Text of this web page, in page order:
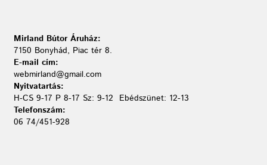
Mirland Bútor Áruház:
7150 Bonyhád, Piac tér 8.
E-mail cím:
webmirland@gmail.com
Nyitvatartás:
H-CS 9-17 P 8-17 Sz: 9-12 Ebédszünet: 12-13
Telefonszám:
06 74/451-928